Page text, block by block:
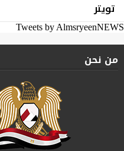
تويتر
Tweets by AlmsryeenNEWS
من نحن